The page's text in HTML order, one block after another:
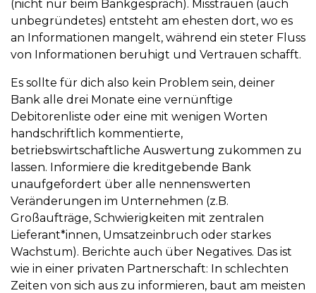
(nicht nur beim Bankgespräch). Misstrauen (auch
unbegründetes) entsteht am ehesten dort, wo es
an Informationen mangelt, während ein steter Fluss
von Informationen beruhigt und Vertrauen schafft.
Es sollte für dich also kein Problem sein, deiner
Bank alle drei Monate eine vernünftige
Debitorenliste oder eine mit wenigen Worten
handschriftlich kommentierte,
betriebswirtschaftliche Auswertung zukommen zu
lassen. Informiere die kreditgebende Bank
unaufgefordert über alle nennenswerten
Veränderungen im Unternehmen (z.B.
Großaufträge, Schwierigkeiten mit zentralen
Lieferant*innen, Umsatzeinbruch oder starkes
Wachstum). Berichte auch über Negatives. Das ist
wie in einer privaten Partnerschaft: In schlechten
Zeiten von sich aus zu informieren, baut am meisten